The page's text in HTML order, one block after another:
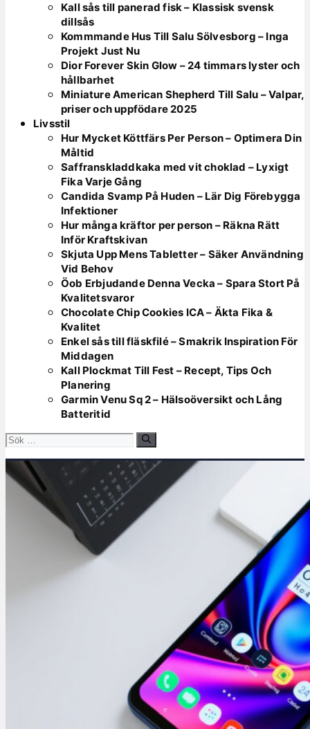
Kall sås till panerad fisk – Klassisk svensk
dillsås
Kommmande Hus Till Salu Sölvesborg – Inga
Projekt Just Nu
Dior Forever Skin Glow – 24 timmars lyster och
hållbarhet
Miniature American Shepherd Till Salu – Valpar,
priser och uppfödare 2025
Livsstil
Hur Mycket Köttfärs Per Person – Optimera Din
Måltid
Saffranskladdkaka med vit choklad – Lyxigt
Fika Varje Gång
Candida Svamp På Huden – Lär Dig Förebygga
Infektioner
Hur många kräftor per person – Räkna Rätt
Inför Kraftskivan
Skjuta Upp Mens Tabletter – Säker Användning
Vid Behov
Öob Erbjudande Denna Vecka – Spara Stort På
Kvalitetsvaror
Chocolate Chip Cookies ICA – Äkta Fika &
Kvalitet
Enkel sås till fläskfilé – Smakrik Inspiration För
Middagen
Kall Plockmat Till Fest – Recept, Tips Och
Planering
Garmin Venu Sq 2 – Hälsoöversikt och Lång
Batteritid
Sök